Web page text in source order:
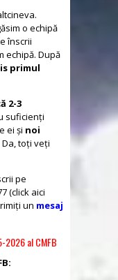
o echipă
înscrii
echipă. După
primul
2-3
suficienți
ei și noi
Da, toți veți
pe
(click aici
un mesaj
2026 al CMFB